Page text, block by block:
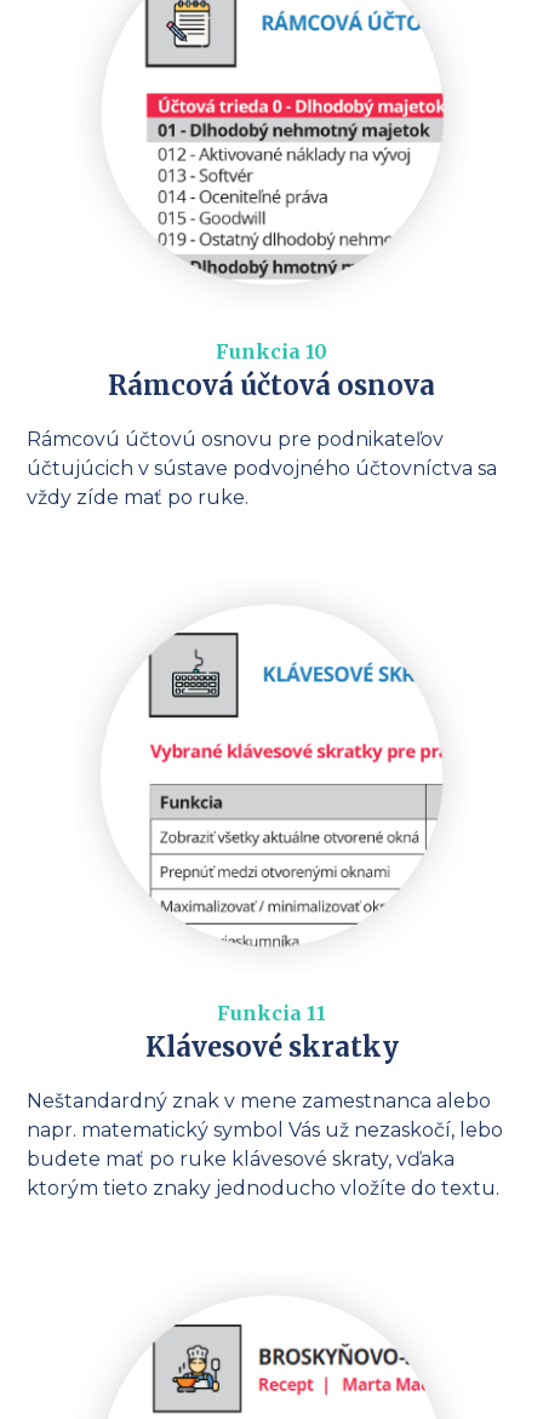
Funkcia 10
Rámcová účtová osnova
Rámcovú účtovú osnovu pre podnikateľov
účtujúcich v sústave podvojného účtovníctva sa
vždy zíde mať po ruke.
Funkcia 11
Klávesové skratky
Neštandardný znak v mene zamestnanca alebo
napr. matematický symbol Vás už nezaskočí, lebo
budete mať po ruke klávesové skraty, vďaka
ktorým tieto znaky jednoducho vložíte do textu.